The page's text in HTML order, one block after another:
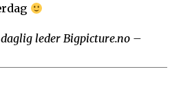
leder Bigpicture.no –